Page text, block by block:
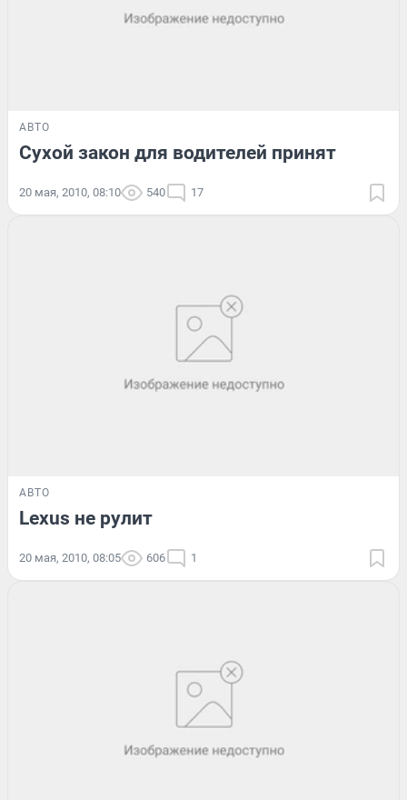
АВТО
Сухой закон для водителей принят
20 мая, 2010, 08:10 540 17
АВТО
Lexus не рулит
20 мая, 2010, 08:05 606 1